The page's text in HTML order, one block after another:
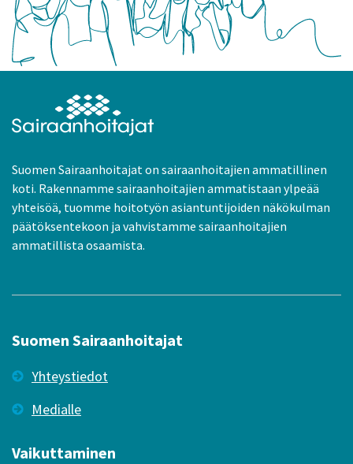
Suomen Sairaanhoitajat on sairaanhoitajien ammatillinen
koti. Rakennamme sairaanhoitajien ammatistaan ylpeää
yhteisöä, tuomme hoitotyön asiantuntijoiden näkökulman
päätöksentekoon ja vahvistamme sairaanhoitajien
ammatillista osaamista.
Suomen Sairaanhoitajat
Yhteystiedot
Medialle
Vaikuttaminen